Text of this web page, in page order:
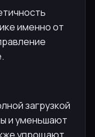
именно от
загрузкой
и уменьшают